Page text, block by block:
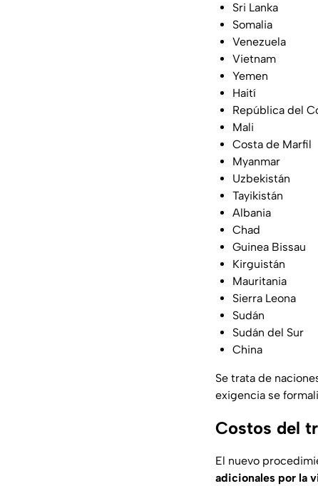
Sri Lanka
Somalia
Venezuela
Vietnam
Yemen
Haití
República del
Mali
Costa de Marfil
Myanmar
Uzbekistán
Tayikistán
Albania
Chad
Guinea Bissau
Kirguistán
Mauritania
Sierra Leona
Sudán
Sudán del Sur
China
Se trata de
exigencia se
Costos del
El nuevo
adicionales por la